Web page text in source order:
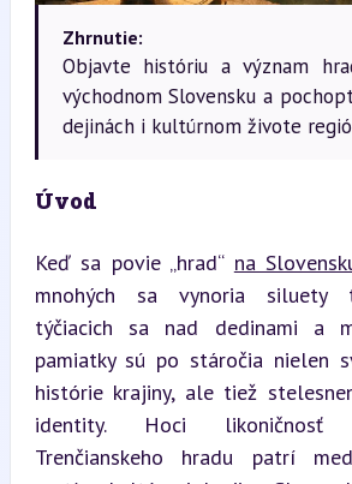
Zhrnutie:
Objavte históriu a význam
východnom Slovensku a
dejinách i kultúrnom živote
Úvod
Keď sa povie „hrad“ na
mnohých sa vynoria siluety
týčiacich sa nad dedinami a
pamiatky sú po stáročia nielen
histórie krajiny, ale tiež
identity. Hoci likoničnosť
Trenčianskeho hradu patrí